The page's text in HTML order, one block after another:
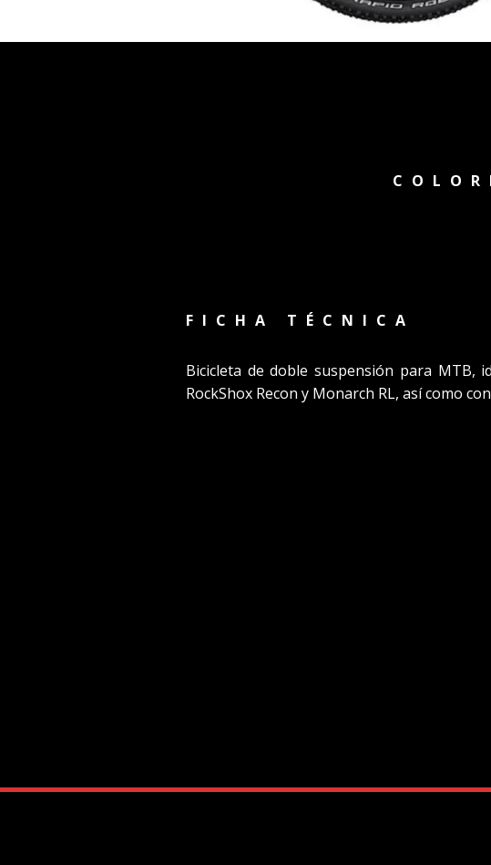
FICHA TÉCNICA
Bicicleta de doble suspensión para MTB,
RockShox Recon y Monarch RL, así como